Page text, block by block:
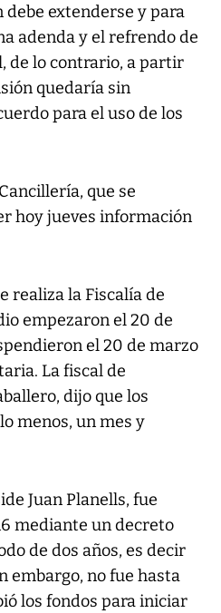
extenderse y para
adenda y el refrendo de
de lo contrario, a partir
quedaría sin
para el uso de los
que se
hoy jueves información
realiza la Fiscalía de
empezaron el 20 de
el 20 de marzo
La fiscal de
dijo que los
menos, un mes y
Juan Planells, fue
mediante un decreto
de dos años, es decir
embargo, no fue hasta
los fondos para iniciar